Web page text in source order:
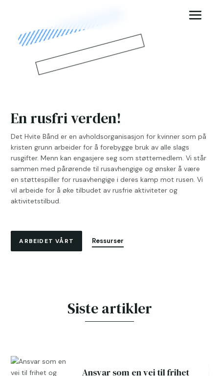
En rusfri verden!
Det Hvite Bånd er en avholdsorganisasjon for kvinner som på
kristen grunn arbeider for å forebygge bruk av alle slags
rusgifter.Menn kan engasjere seg som støttemedlem. Vi står
sammen med pårørende til rusavhengige og ønsker å være
en støttespiller for rusavhengige i deres kamp mot rusen. Vi
vil arbeide for å øke tilbudet av rusfrie aktiviteter og
aktivitetstilbud.
ARBEIDET VÅRT Ressurser
Siste artikler
Ansvar som en vei til frihet